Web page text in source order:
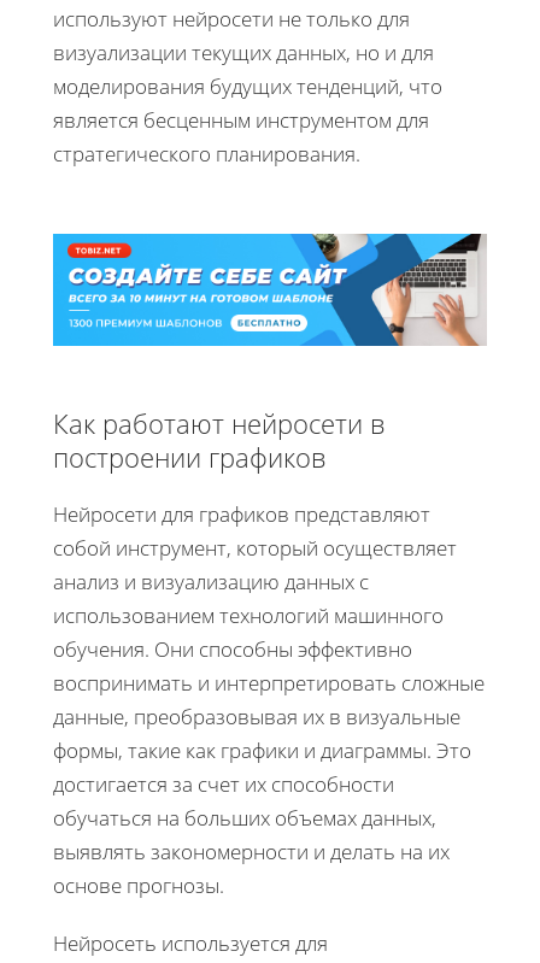
используют нейросети не только для
визуализации текущих данных, но и для
моделирования будущих тенденций, что
является бесценным инструментом для
стратегического планирования.
Как работают нейросети в
построении графиков
Нейросети для графиков представляют
собой инструмент, который осуществляет
анализ и визуализацию данных с
использованием технологий машинного
обучения. Они способны эффективно
воспринимать и интерпретировать сложные
данные, преобразовывая их в визуальные
формы, такие как графики и диаграммы. Это
достигается за счет их способности
обучаться на больших объемах данных,
выявлять закономерности и делать на их
основе прогнозы.
Нейросеть используется для